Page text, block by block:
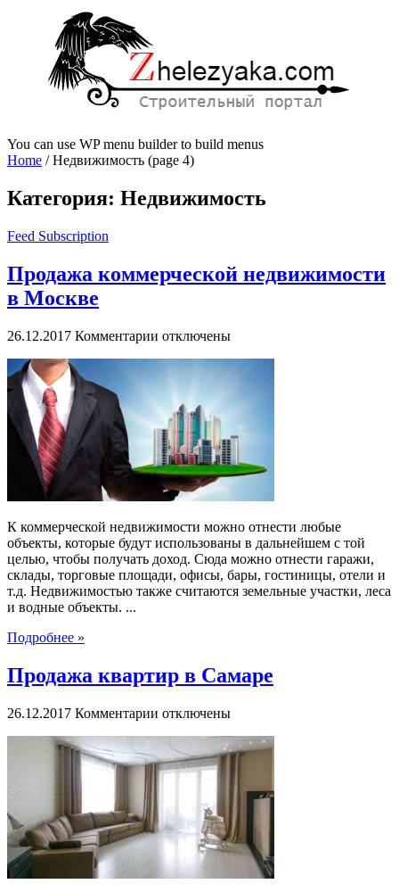
You can use WP menu builder to build menus
Home /Недвижимость (page 4)
Категория: Недвижимость
Feed Subscription
Продажа коммерческой недвижимости
в Москве
26.12.2017 Комментарии к
Продажа
коммерческой
недвижимости
в
Москве
отключены
К коммерческой недвижимости можно отнести любые
объекты, которые будут использованы в дальнейшем с той
целью, чтобы получать доход. Сюда можно отнести гаражи,
склады, торговые площади, офисы, бары, гостиницы, отели и
т.д. Недвижимостью также считаются земельные участки, леса
и водные объекты. ...
Подробнее »
Продажа квартир в Самаре
26.12.2017 Комментарии к
Продажа
квартир
в
отключены